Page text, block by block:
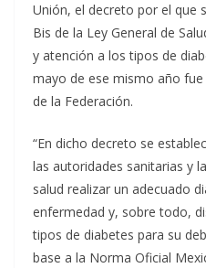
Unión, el decreto por el que
Bis de la Ley General de
y atención a los tipos de
mayo de ese mismo año
de la Federación.
“En dicho decreto se
las autoridades sanitarias y
salud realizar un adecuado
enfermedad y, sobre todo,
tipos de diabetes para su
base a la Norma Oficial